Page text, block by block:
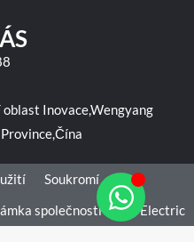
Inovace,Wengyang
Soukromí
společnosti VIOX Electric